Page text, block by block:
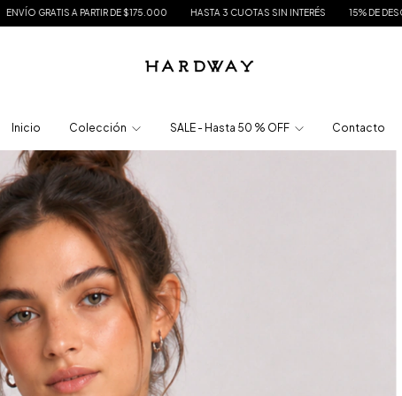
$175.000 HASTA 3 CUOTAS SIN INTERÉS 15% DE DESCUENTO EN TRANSFERENCIA
Inicio Colección SALE - Hasta 50 % OFF Contacto